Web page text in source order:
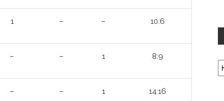
1 – – 10:6
– – 1 8:9
– – 1 14:16